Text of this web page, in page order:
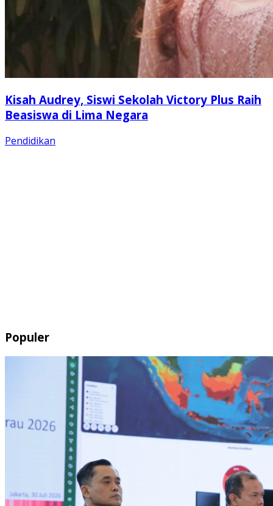
Kisah Audrey, Siswi Sekolah Victory Plus Raih
Beasiswa di Lima Negara
Pendidikan
Populer